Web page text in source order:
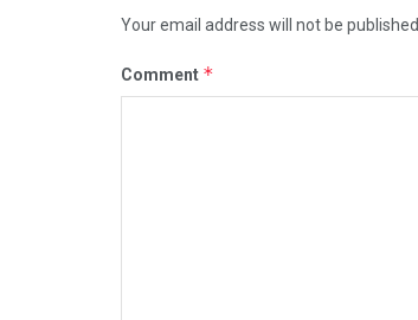
Your email address will not be published.
Comment *